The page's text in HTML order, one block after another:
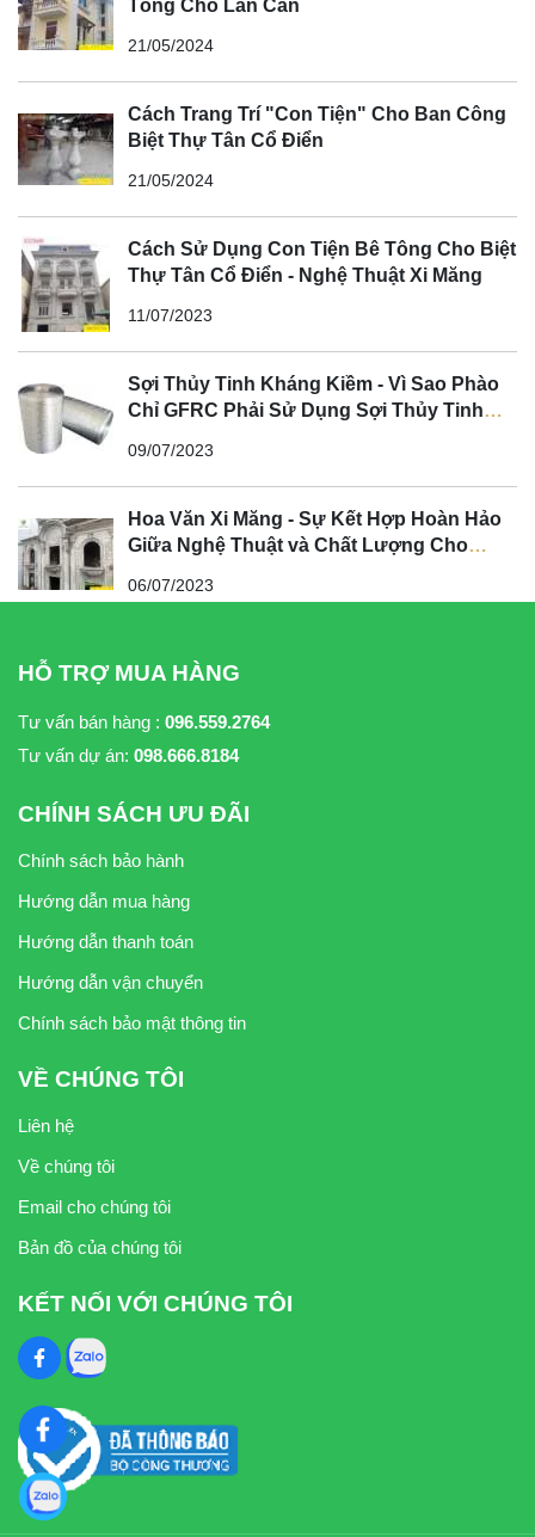
Tông Cho Lan Can
21/05/2024
Cách Trang Trí "Con Tiện" Cho Ban Công
Biệt Thự Tân Cổ Điển
21/05/2024
Cách Sử Dụng Con Tiện Bê Tông Cho Biệt
Thự Tân Cổ Điển - Nghệ Thuật Xi Măng
11/07/2023
Sợi Thủy Tinh Kháng Kiềm - Vì Sao Phào
Chỉ GFRC Phải Sử Dụng Sợi Thủy Tinh
09/07/2023
Hoa Văn Xi Măng - Sự Kết Hợp Hoàn Hảo
Giữa Nghệ Thuật và Chất Lượng Cho
06/07/2023
HỖ TRỢ MUA HÀNG
Tư vấn bán hàng : 096.559.2764
Tư vấn dự án: 098.666.8184
CHÍNH SÁCH ƯU ĐÃI
Chính sách bảo hành
Hướng dẫn mua hàng
Hướng dẫn thanh toán
Hướng dẫn vận chuyển
Chính sách bảo mật thông tin
VỀ CHÚNG TÔI
Liên hệ
Về chúng tôi
Email cho chúng tôi
Bản đồ của chúng tôi
KẾT NỐI VỚI CHÚNG TÔI